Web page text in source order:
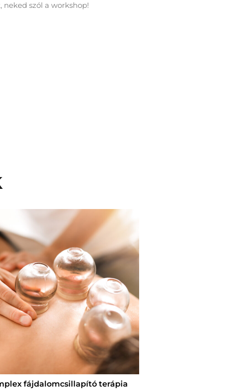
neked szól a workshop!
fájdalomcsillapító terápia